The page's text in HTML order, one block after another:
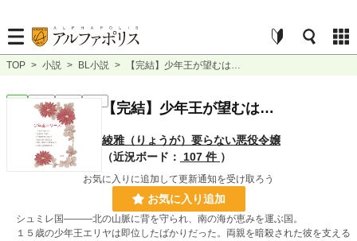
TOP > 小説 > BL小説 > 【完結】少年王が望むは…
完結 長編 【完結】少年王が望むは…
綾雅（りょうが）要らない悪役令嬢
（近況ボード：
107 件 ）
お気に入りに追加して更新通知を受け取ろう
お気に入り追加
シュミレ国―――北の山脈に背を守られ、南の海が恵みを運ぶ国。
１５歳の少年王エリヤは即位したばかりだった。両親を暗殺された彼を支える